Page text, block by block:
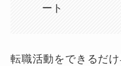
ート
転職活動をできるだ